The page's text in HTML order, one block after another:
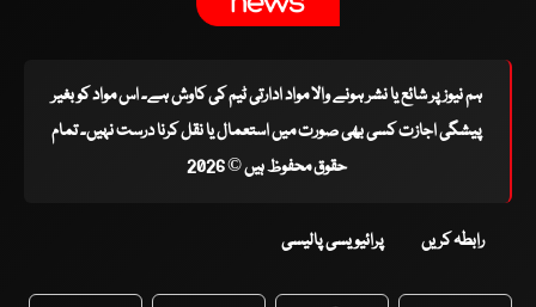
ہم نیوز پر شائع یا نشر ہونے والا مواد ادارتی ٹیم کی کاوش ہے۔ اس مواد کو بغیر
پیشگی اجازت کسی بھی صورت میں استعمال یا نقل کرنا درست نہیں۔ تمام
حقوق محفوظ ہیں © 2026
رابطہ کریں پرائیویسی پالیسی